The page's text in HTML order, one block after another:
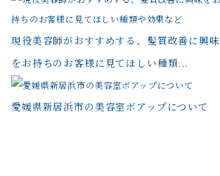
現役美容師がおすすめする、髪質改善に興味
をお持ちのお客様に見てほしい種類...
愛媛県新居浜市の美容室ボアップについて